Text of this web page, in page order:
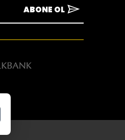
ABONE OL